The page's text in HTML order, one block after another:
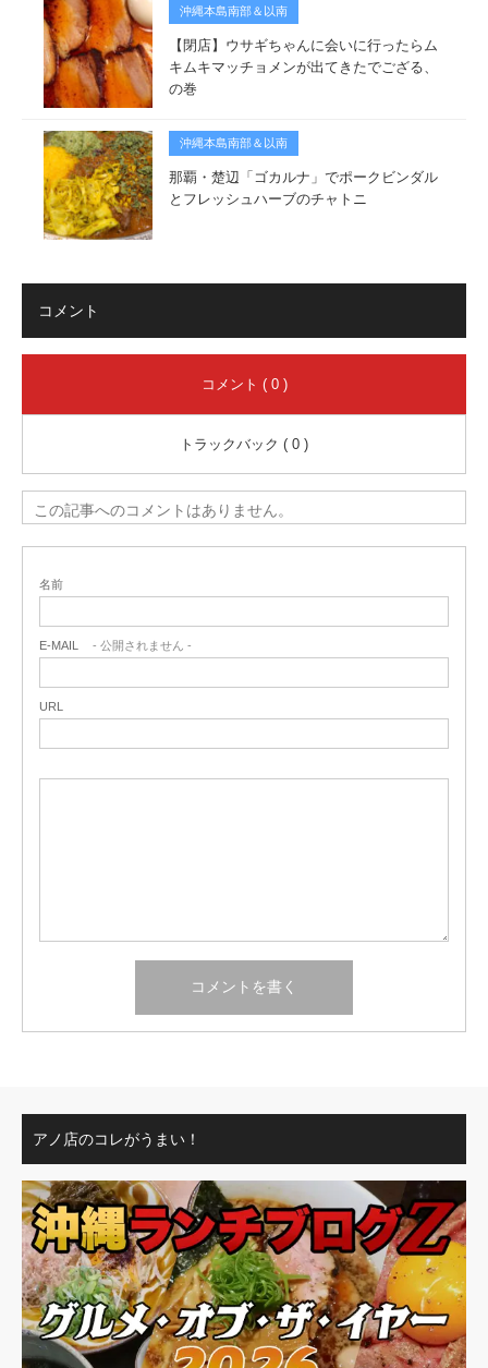
沖縄本島南部＆以南
【閉店】ウサギちゃんに会いに行ったらム
キムキマッチョメンが出てきたでござる、
の巻
沖縄本島南部＆以南
那覇・楚辺「ゴカルナ」でポークビンダル
とフレッシュハーブのチャトニ
コメント
コメント ( 0 )
トラックバック ( 0 )
この記事へのコメントはありません。
名前
E-MAIL - 公開されません -
URL
アノ店のコレがうまい！